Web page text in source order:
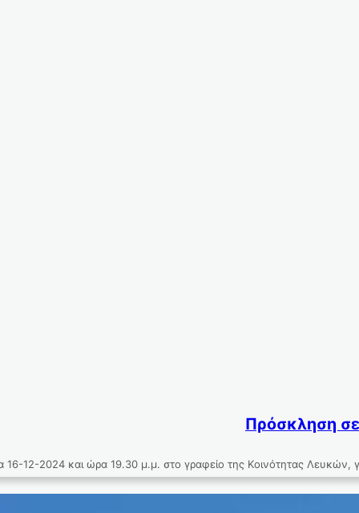
Πρόσκληση
12-2024 και ώρα 19.30 μ.μ. στο γραφείο της Κοινότητας